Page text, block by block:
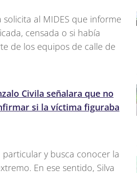
al MIDES que informe
censada o si había
de los equipos de calle de
Civila señalara que no
si la víctima figuraba
y busca conocer la
En ese sentido, Silva